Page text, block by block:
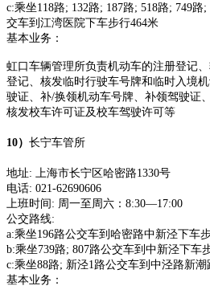
c:乘坐118路; 132路; 187路; 518路; 749路
交车到江湾医院下车步行464米
基本业务：
虹口车辆管理所负责机动车的注册登记
登记、核发临时行驶车号牌和临时入境
驶证、补/换领机动车号牌、补领驾驶证
核发校车许可证及校车驾驶许可等
1 0） 长宁车管所
地址: 上海市长宁区哈密路1330号
电话: 021-62690606
上班时间 : 周一至周六： 8:30—17:00
公交路线:
a:乘坐196路公交车到哈密路中新泾下车
b:乘坐739路; 807路公交车到中新泾下车
c:乘坐88路; 新泾1路公交车到中泾路新潮
基本业务：